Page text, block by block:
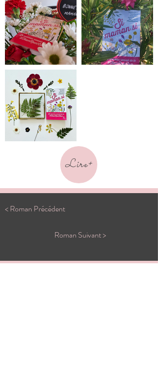
Lire+
< Roman Précédent
Roman Suivant >